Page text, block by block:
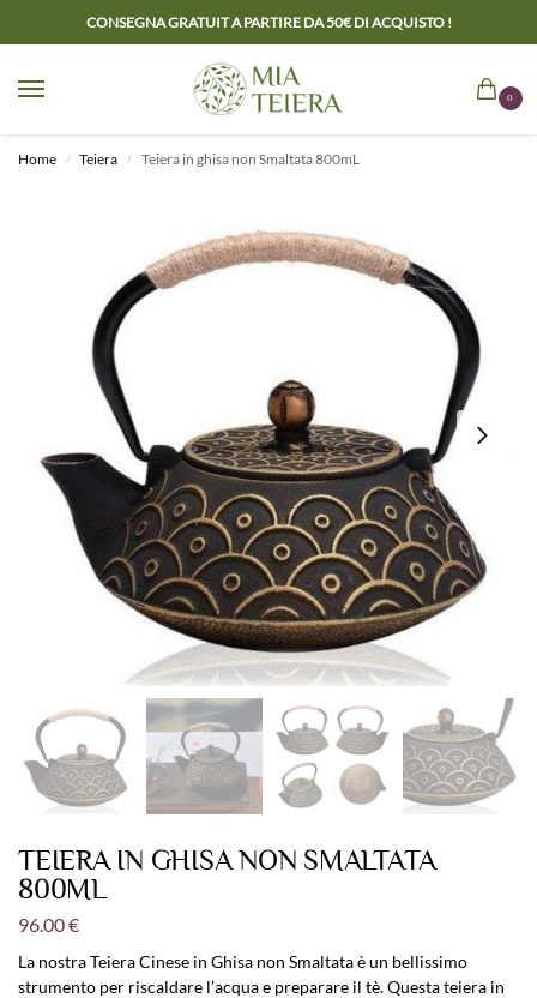
CONSEGNA GRATUIT A PARTIRE DA 50€ DI ACQUISTO !
0
Home / Teiera / Teiera in ghisa non Smaltata 800mL
TEIERA IN GHISA NON SMALTATA
800ML
96.00€
La nostra Teiera Cinese in Ghisa non Smaltata è un bellissimo
strumento per riscaldare l’acqua e preparare il tè. Questa teiera in